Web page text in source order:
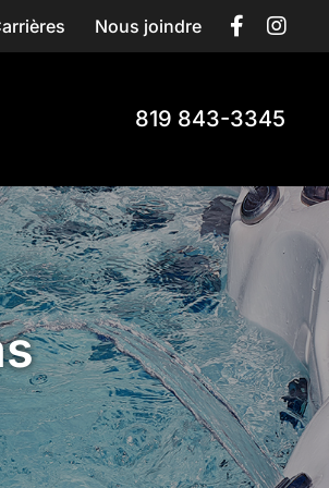
Nous joindre
819 843-3345